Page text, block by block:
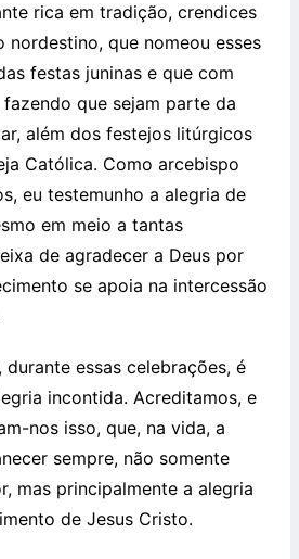
rica em tradição, crendices
que nomeou esses
festas juninas e que com
que sejam parte da
além dos festejos litúrgicos
Católica. Como arcebispo
eu testemunho a alegria de
em meio a tantas
de agradecer a Deus por
se apoia na intercessão
essas celebrações, é
incontida. Acreditamos, e
nos isso, que, na vida, a
sempre, não somente
mas principalmente a alegria
de Jesus Cristo.